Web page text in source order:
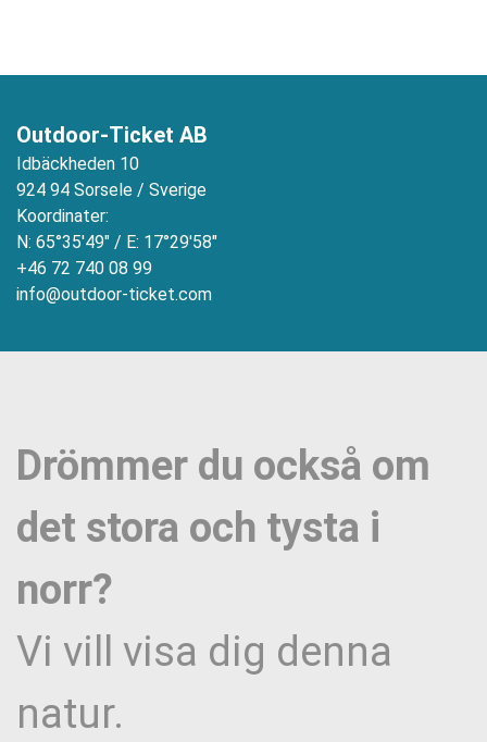
Outdoor-Ticket AB
Idbäckheden 10
924 94 Sorsele / Sverige
Koordinater:
N: 65°35'49" / E: 17°29'58"
+46 72 740 08 99
info@outdoor-ticket.com
Drömmer du också om
det stora och tysta i
norr?
Vi vill visa dig denna
natur.